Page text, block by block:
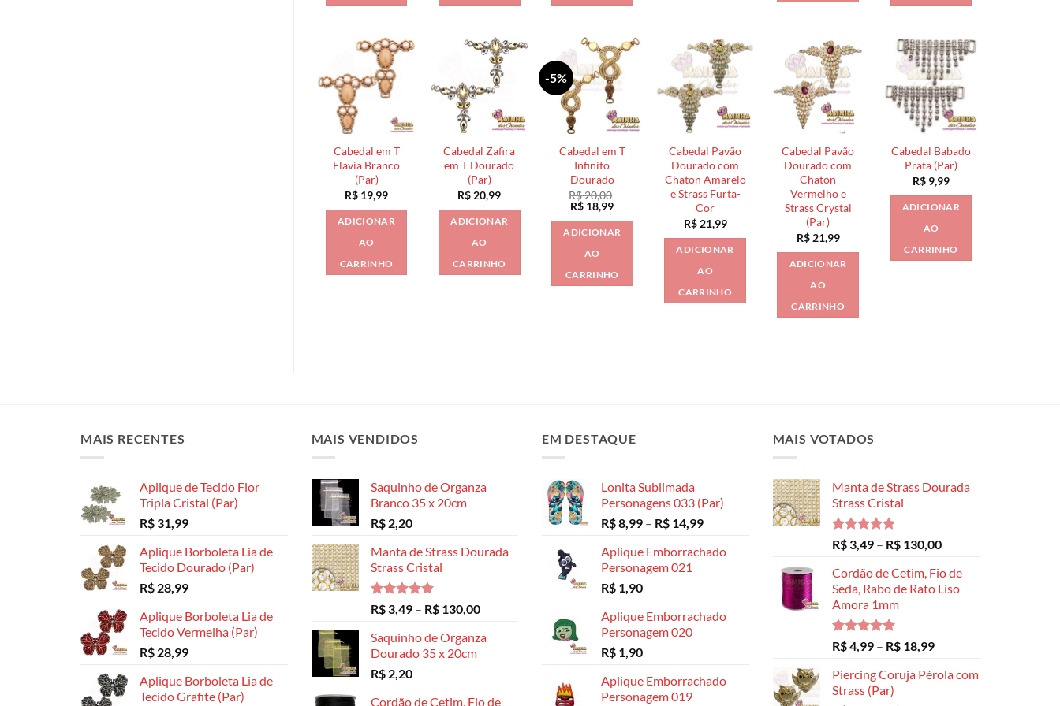
Cabedal em T
Flavia Branco
(Par)
R$ 19,99
ADICIONAR
AO
CARRINHO
Cabedal Zafira
em T Dourado
(Par)
R$ 20,99
ADICIONAR
AO
CARRINHO
-5%
Cabedal em T
Infinito
Dourado
R$20,00
O
original
era:
R$ 20,00.
R$ 18,99O
atual
é:
ADICIONAR
AO
CARRINHO
Cabedal Pavão
Dourado com
Chaton Amarelo
e Strass Furta-
Cor
R$21,99
ADICIONAR
AO
CARRINHO
Cabedal Pavão
Dourado com
Chaton
Vermelho e
Strass Crystal
(Par)
R$21,99
ADICIONAR
AO
CARRINHO
Cabedal Babado
Prata (Par)
R$9,99
ADICIONAR
AO
CARRINHO
MAIS RECENTES
Aplique de Tecido Flor
Tripla Cristal (Par)
R$ 31,99
Aplique Borboleta Lia de
Tecido Dourado (Par)
R$ 28,99
Aplique Borboleta Lia de
Tecido Vermelha (Par)
R$ 28,99
Aplique Borboleta Lia de
Tecido Grafite (Par)
MAIS VENDIDOS
Saquinho de Organza
Branco 35 x 20cm
R$2,20
Manta de Strass Dourada
Strass Cristal
Avaliação
5.00
de 5
R$3,49 – R$130,00Faixa
preço:
Saquinho de Organza
Dourado 35 x 20cm
R$2,20
Cordão de Cetim, Fio de
EM DESTAQUE
Lonita Sublimada
Personagens 033 (Par)
R$8,99 – R$ 14,99Faixa
preço:
Aplique Emborrachado
Personagem 021
R$ 1,90
Aplique Emborrachado
Personagem 020
R$ 1,90
Aplique Emborrachado
Personagem 019
MAIS VOTADOS
Manta de Strass Dourada
Strass Cristal
Avaliação
5.00
de 5
R$3,49 – R$130,00Faixa
preço:
R$ 3,49
Cordão de Cetim, Fio de
Seda, Rabo de Rato Liso
Amora 1mm
Avaliação
5.00
de 5
R$4,99 – R$18,99Faixa
preço:
Piercing Coruja Pérola com
Strass (Par)